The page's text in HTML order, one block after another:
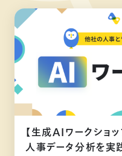
【生成AIワークショ
人事データ分析を実